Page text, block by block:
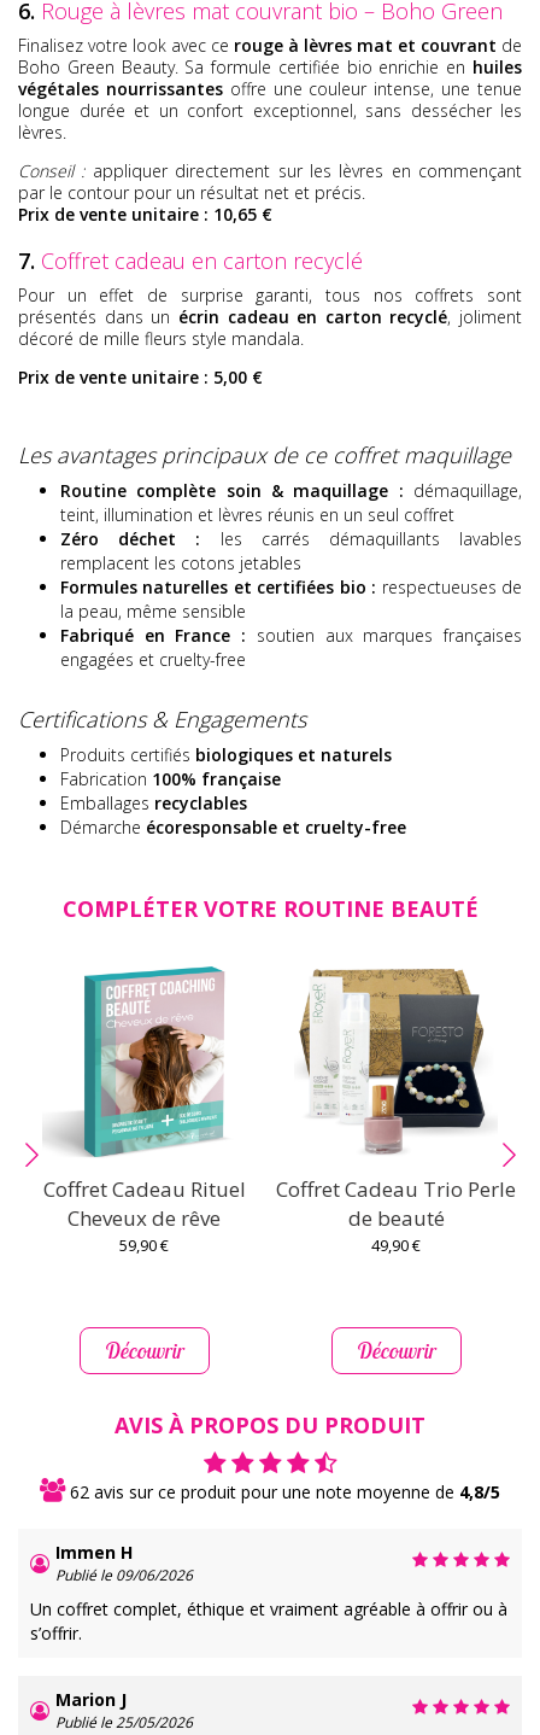
6. Rouge à lèvres mat couvrant bio – Boho Green
Finalisez votre look avec ce rouge à lèvres mat et couvrant de
Boho Green Beauty. Sa formule certifiée bio enrichie en huiles
végétales nourrissantesoffre une couleur intense, une tenue
longue durée et un confort exceptionnel, sans dessécher les
lèvres.
Conseil :appliquer directement sur les lèvres en commençant
par le contour pour un résultat net et précis.
Prix de vente unitaire : 10,65 €
7. Coffret cadeau en carton recyclé
Pour un effet de surprise garanti, tous nos coffrets sont
présentés dans un écrin cadeau en carton recyclé, joliment
décoré de mille fleurs style mandala.
Prix de vente unitaire : 5,00 €
Les avantages principaux de ce coffret maquillage
Routine complète soin & maquillage : démaquillage,
teint, illumination et lèvres réunis en un seul coffret
Zéro déchet : les carrés démaquillants lavables
remplacent les cotons jetables
Formules naturelles et certifiées bio : respectueuses de
la peau, même sensible
Fabriqué en France : soutien aux marques françaises
engagées et cruelty-free
Certifications & Engagements
Produits certifiés biologiques et naturels
Fabrication 100% française
Emballages recyclables
Démarche écoresponsable et cruelty-free
COMPLÉTER VOTRE ROUTINE BEAUTÉ
Coffret Cadeau Rituel
Cheveux de rêve
59,90 €
Découvrir
Coffret Cadeau Trio Perle
de beauté
49,90 €
Découvrir
AVIS À PROPOS DU PRODUIT
62 avis sur ce produit pour une note moyenne de 4,8/5
Immen H
Publié le 09/06/2026
Un coffret complet, éthique et vraiment agréable à offrir ou à
s’offrir.
Marion J
Publié le 25/05/2026